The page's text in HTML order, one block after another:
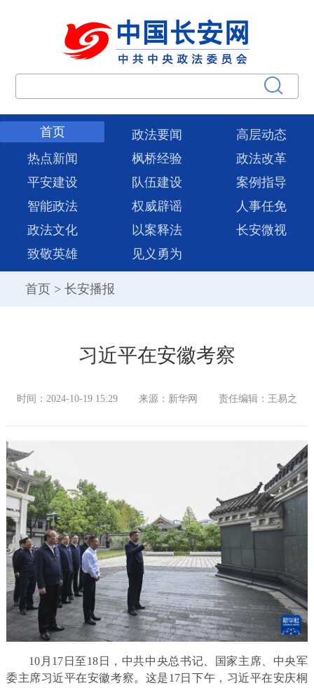
首页 政法要闻
高层动态
热点新闻
枫桥经验
政法改革
平安建设
队伍建设
案例指导
智能政法
权威辟谣
人事任免
政法文化
以案释法
长安微视
致敬英雄
见义勇为
首页 > 长安播报
习近平在安徽考察
时间：2024-10-19 15:29 来源：新华网 责任编辑：王易之
10月17日至18日，中共中央总书记、国家主席、中央军
委主席习近平在安徽考察。这是17日下午，习近平在安庆桐